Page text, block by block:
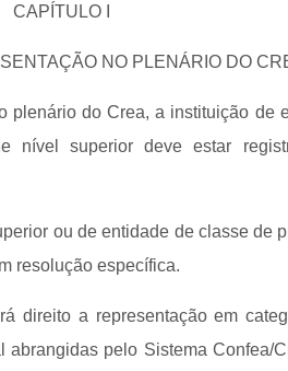
CAPÍTULO I
NO PLENÁRIO DO
plenário do Crea, a instituição de
nível superior deve estar
ou de entidade de classe de
resolução específica.
direito a representação em
pelo Sistema Confea/